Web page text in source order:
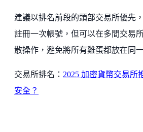
建議以排名前段的頭部交易所優先
註冊一次帳號，但可以在多間交易
散操作，避免將所有雞蛋都放在同
交易所排名： 2025 加密貨幣交易所
安全？